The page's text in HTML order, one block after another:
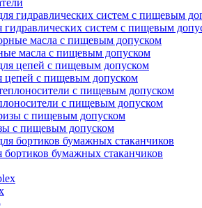
гидравлических систем с пищевым
масла с пищевым допуском
цепей с пищевым допуском
с пищевым допуском
с пищевым допуском
бортиков бумажных стаканчиков